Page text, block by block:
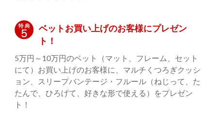
ベットお買い上げのお客様にプレゼン
ト！
5万円～10万円のベット（マット、フレーム、セット
にて）お買い上げのお客様に、マルチくつろぎクッシ
ョン、スリープバンテージ・フルール（ねじって、た
たんで、ひろげて、好きな形で使える）をプレゼン
ト！